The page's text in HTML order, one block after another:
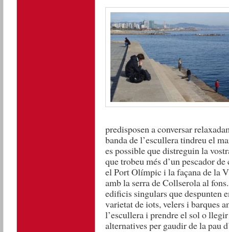
predisposen a conversar
banda de l’escullera tindreu el
es possible que distreguin la
que trobeu més d’un pescador
el Port Olímpic i la façana de la
amb la serra de Collserola al
edificis singulars que despunten
varietat de iots, velers i barques
l’escullera i prendre el sol o
alternatives per gaudir de la pau